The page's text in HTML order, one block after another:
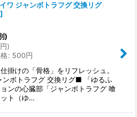
ワ ジャンボトラフグ 交換リグ
]
)
円)
: 500円
仕掛けの「骨格」をリフレッシュ。
ンボトラフグ 交換リグ■ 「ゆるふ
ンの心臓部「ジャンボトラフグ 喰
ト（ゆ…